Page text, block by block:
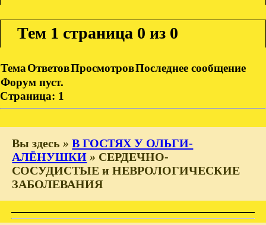
Тем 1 страница 0 из 0
ТемаОтветовПросмотровПоследнее сообщение
Форум пуст.
Страница: 1
Вы здесь »В ГОСТЯХ У ОЛЬГИ-
АЛЁНУШКИ » СЕРДЕЧНО-
СОСУДИСТЫЕ и НЕВРОЛОГИЧЕСКИЕ
ЗАБОЛЕВАНИЯ